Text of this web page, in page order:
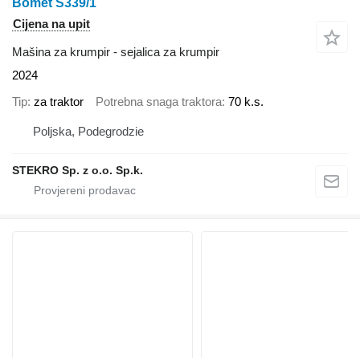
Bomet S339/1
Cijena na upit
Mašina za krumpir - sejalica za krumpir
2024
Tip za traktor Potrebna snaga traktora 70 k.s.
Poljska, Podegrodzie
STEKRO Sp. z o.o. Sp.k.